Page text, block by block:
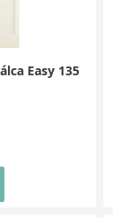
Easy 135